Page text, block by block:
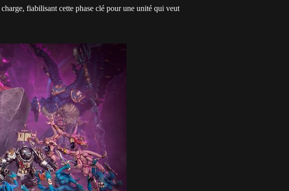
fiabilisant cette phase clé pour une unité qui veut